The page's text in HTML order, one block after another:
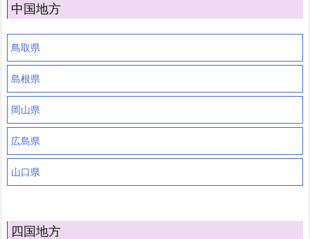
中国地方
鳥取県
島根県
岡山県
広島県
山口県
四国地方